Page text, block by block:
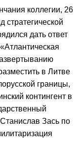
коллегии, 26
стратегической
дать ответ
в Литве
границы,
контингент в
Зась по